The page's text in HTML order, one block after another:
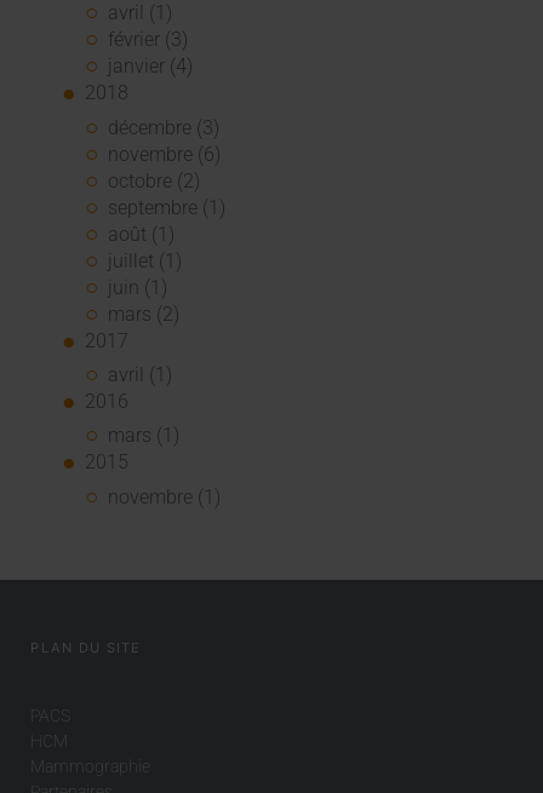
avril (1)
février (3)
janvier (4)
2018
décembre (3)
novembre (6)
octobre (2)
septembre (1)
août (1)
juillet (1)
juin (1)
mars (2)
2017
avril (1)
2016
mars (1)
2015
novembre (1)
PLAN DU SITE
PACS
HCM
Mammographie